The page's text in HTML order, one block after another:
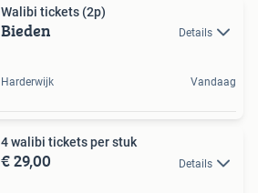
Walibi tickets (2p)
Bieden Details
Harderwijk Vandaag
4 walibi tickets per stuk
€ 29,00 Details